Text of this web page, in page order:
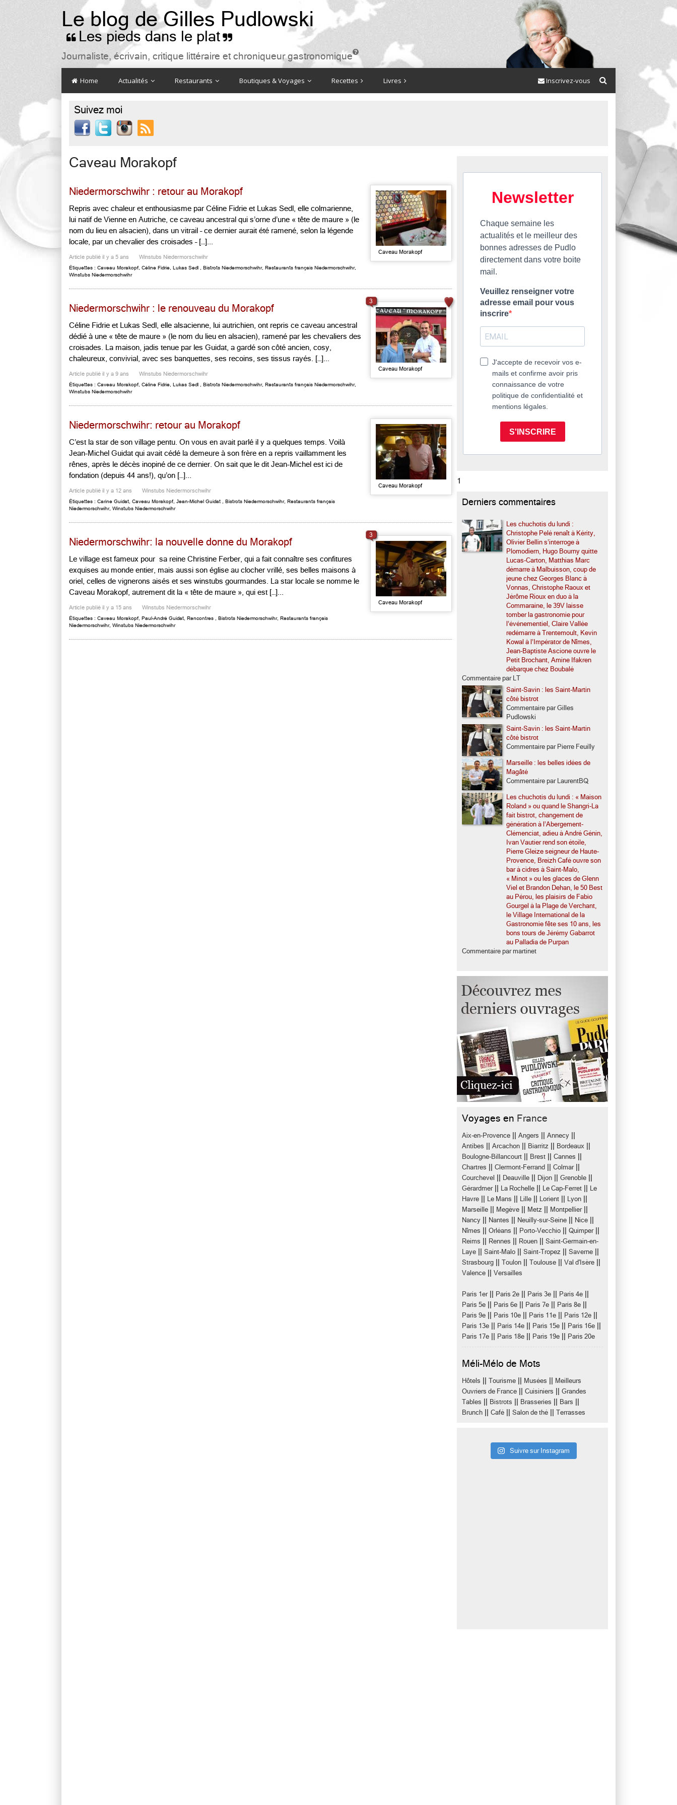
Le blog de Gilles Pudlowski
 Les pieds dans le plat 
Journaliste, écrivain, critique littéraire et chroniqueur gastronomique

Home Actualités Restaurants Boutiques & Voyages Recettes Livres Inscrivez-vous
Suivez moi

Caveau Morakopf
Niedermorschwihr : retour au Morakopf
Repris avec chaleur et enthousiasme par Céline Fidrie et Lukas Sedl, elle colmarienne,
lui natif de Vienne en Autriche, ce caveau ancestral qui s’orne d’une « tête de maure » (le
nom du lieu en alsacien), dans un vitrail – ce dernier aurait été ramené, selon la légende
locale, par un chevalier des croisades – […]...
Article publié il y a 5 ans Winstubs Niedermorschwihr
Étiquettes : Caveau Morakopf Céline Fidrie Lukas Sedl Bistrots Niedermorschwihr, Restaurants français Niedermorschwihr,
Winstubs Niedermorschwihr
Caveau Morakopf
Niedermorschwihr : le renouveau du Morakopf
Céline Fidrie et Lukas Sedl, elle alsacienne, lui autrichien, ont repris ce caveau ancestral
dédié à une « tête de maure » (le nom du lieu en alsacien), ramené par les chevaliers des
croisades. La maison, jadis tenue par les Guidat, a gardé son côté ancien, cosy,
chaleureux, convivial, avec ses banquettes, ses recoins, ses tissus rayés. […]...
Article publié il y a 9 ans Winstubs Niedermorschwihr
Étiquettes : Caveau Morakopf Céline Fidrie Lukas Sedl Bistrots Niedermorschwihr, Restaurants français Niedermorschwihr,
Winstubs Niedermorschwihr
Caveau Morakopf
3
Niedermorschwihr: retour au Morakopf
C’est la star de son village pentu. On vous en avait parlé il y a quelques temps. Voilà
Jean-Michel Guidat qui avait cédé la demeure à son frère en a repris vaillamment les
rênes, après le décès inopiné de ce dernier. On sait que le dit Jean-Michel est ici de
fondation (depuis 44 ans!), qu’on […]...
Article publié il y a 12 ans Winstubs Niedermorschwihr
Étiquettes : Carine Guidat Caveau Morakopf Jean-Michel Guidat Bistrots Niedermorschwihr, Restaurants français
Niedermorschwihr, Winstubs Niedermorschwihr
Caveau Morakopf
Niedermorschwihr: la nouvelle donne du Morakopf
Le village est fameux pour sa reine Christine Ferber, qui a fait connaître ses confitures
exquises au monde entier, mais aussi son église au clocher vrillé, ses belles maisons à
oriel, celles de vignerons aisés et ses winstubs gourmandes. La star locale se nomme le
Caveau Morakopf, autrement dit la « tête de maure », qui est […]...
Article publié il y a 15 ans Winstubs Niedermorschwihr
Étiquettes : Caveau Morakopf Paul-André Guidat Rencontres Bistrots Niedermorschwihr, Restaurants français
Niedermorschwihr, Winstubs Niedermorschwihr
Caveau Morakopf
3
Newsletter
Chaque semaine les
actualités et le meilleur des
bonnes adresses de Pudlo
directement dans votre boite
mail.
Veuillez renseigner votre
adresse email pour vous
inscrire
J'accepte de recevoir vos e-
mails et confirme avoir pris
connaissance de votre
politique de confidentialité et
mentions légales.
S'INSCRIRE
1
Derniers commentaires
Les chuchotis du lundi :
Christophe Pelé renaît à Kérity,
Olivier Bellin s’interroge à
Plomodiern, Hugo Bourny quitte
Lucas-Carton, Matthias Marc
démarre à Malbuisson, coup de
jeune chez Georges Blanc à
Vonnas, Christophe Raoux et
Jérôme Rioux en duo à la
Commaraine, le 39V laisse
tomber la gastronomie pour
l’événementiel, Claire Vallée
redémarre à Trentemoult, Kevin
Kowal à l’Impérator de Nîmes,
Jean-Baptiste Ascione ouvre le
Petit Brochant, Amine Ifakren
débarque chez Boubalé
Commentaire par LT
Saint-Savin : les Saint-Martin
côté bistrot
Commentaire par Gilles
Pudlowski
Saint-Savin : les Saint-Martin
côté bistrot
Commentaire par Pierre Feuilly
Marseille : les belles idées de
Magâté
Commentaire par LaurentBQ
Les chuchotis du lundi : « Maison
Roland » ou quand le Shangri-La
fait bistrot, changement de
génération à l’Abergement-
Clémenciat, adieu à André Génin,
Ivan Vautier rend son étoile,
Pierre Gleize seigneur de Haute-
Provence, Breizh Café ouvre son
bar à cidres à Saint-Malo,
« Minot » ou les glaces de Glenn
Viel et Brandon Dehan, le 50 Best
au Pérou, les plaisirs de Fabio
Gourgel à la Plage de Verchant,
le Village International de la
Gastronomie fête ses 10 ans, les
bons tours de Jérémy Gabarrot
au Palladia de Purpan
Commentaire par martinet
Voyages en France
Aix-en-Provence Angers Annecy
Antibes Arcachon Biarritz Bordeaux
Boulogne-Billancourt Brest Cannes
Chartres Clermont-Ferrand Colmar||
Courchevel Deauville Dijon Grenoble
Gérardmer|| La Rochelle Le Cap-Ferret
Le
Havre
Le Mans Lille Lorient Lyon
Marseille Megève Metz Montpellier||
Nancy Nantes Neuilly-sur-Seine Nice
Nîmes Orléans Porto-Vecchio Quimper||
Reims Rennes Rouen
Saint-Germain-en-
Laye
Saint-Malo Saint-Tropez Saverne
Strasbourg Toulon Toulouse Val d'Isère
Valence Versailles
Paris 1er|| Paris 2e Paris 3e Paris 4e
Paris 5e Paris 6e Paris 7e Paris 8e
Paris 9e Paris 10e Paris 11e Paris 12e
Paris 13e Paris 14e Paris 15e Paris 16e
Paris 17e Paris 18e Paris 19e Paris 20e
Méli-Mélo de Mots
Hôtels Tourisme Musées
Meilleurs
Ouvriers de France
Cuisiniers
Grandes
Tables
Bistrots Brasseries Bars
Brunch Café Salon de thé Terrasses
Suivre sur Instagram